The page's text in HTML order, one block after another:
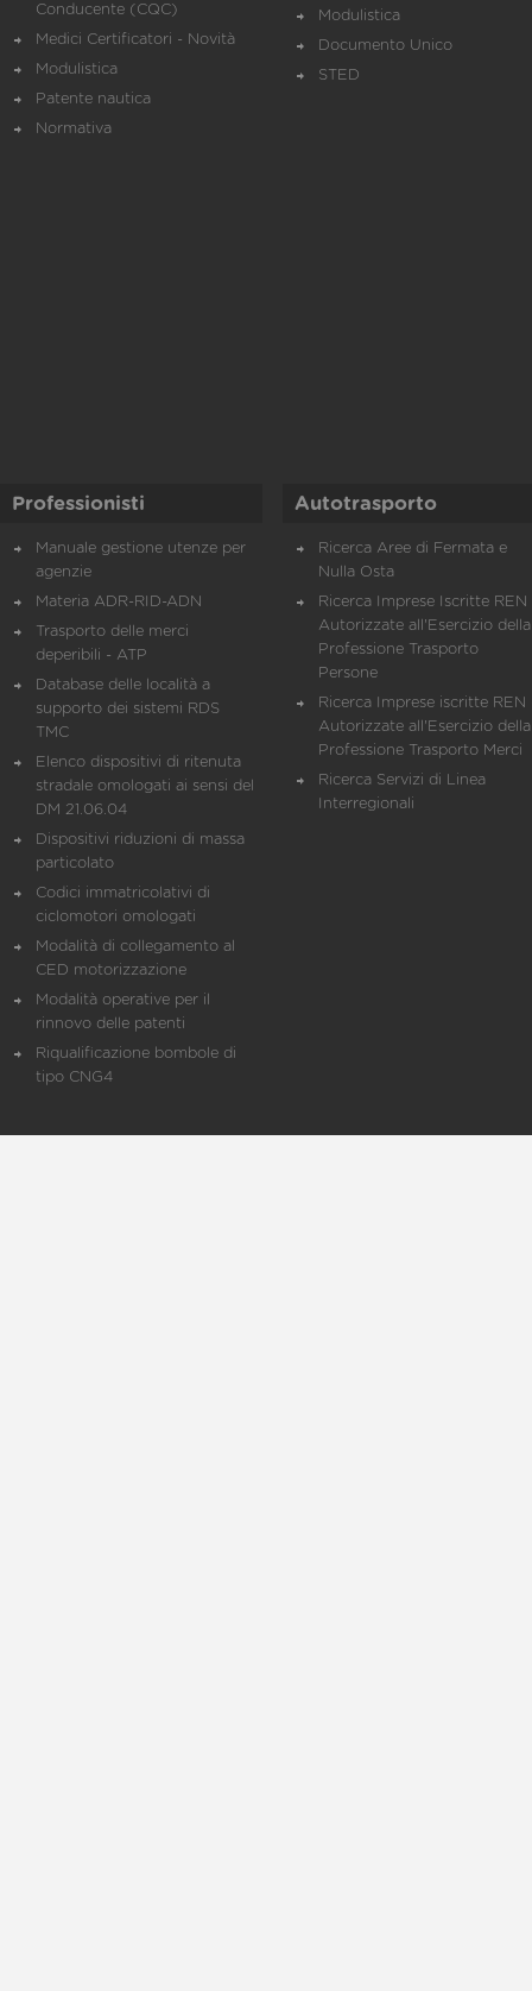
Conducente (CQC)
Medici Certificatori - Novità
Modulistica
Patente nautica
Normativa
Modulistica
Documento Unico
STED
Professionisti
Manuale gestione utenze per
agenzie
Materia ADR-RID-ADN
Trasporto delle merci
deperibili - ATP
Database delle località a
supporto dei sistemi RDS
TMC
Elenco dispositivi di ritenuta
stradale omologati ai sensi del
DM 21.06.04
Dispositivi riduzioni di massa
particolato
Codici immatricolativi di
ciclomotori omologati
Modalità di collegamento al
CED motorizzazione
Modalità operative per il
rinnovo delle patenti
Riqualificazione bombole di
tipo CNG4
Autotrasporto
Ricerca Aree di Fermata e
Nulla Osta
Ricerca Imprese Iscritte REN
Autorizzate all'Esercizio della
Professione Trasporto
Persone
Ricerca Imprese iscritte REN
Autorizzate all'Esercizio della
Professione Trasporto Merci
Ricerca Servizi di Linea
Interregionali